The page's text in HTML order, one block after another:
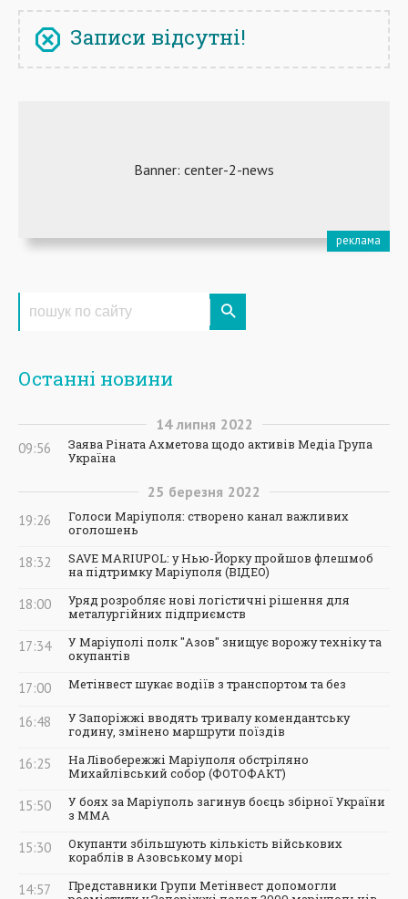
Записи відсутні!
Останні новини
14 липня 2022
09:56
Заява Ріната Ахметова щодо активів Медіа Група
Україна
25 березня 2022
19:26
Голоси Маріуполя: створено канал важливих
оголошень
18:32
SAVE MARIUPOL: у Нью-Йорку пройшов флешмоб
на підтримку Маріуполя (ВІДЕО)
18:00
Уряд розробляє нові логістичні рішення для
металургійних підприємств
17:34
У Маріуполі полк "Азов" знищує ворожу техніку та
окупантів
17:00 Метінвест шукає водіїв з транспортом та без
16:48
У Запоріжжі вводять тривалу комендантську
годину, змінено маршрути поїздів
16:25
На Лівобережжі Маріуполя обстріляно
Михайлівський собор (ФОТОФАКТ)
15:50
У боях за Маріуполь загинув боєць збірної України
з ММА
15:30
Окупанти збільшують кількість військових
кораблів в Азовському морі
14:57
Представники Групи Метінвест допомогли